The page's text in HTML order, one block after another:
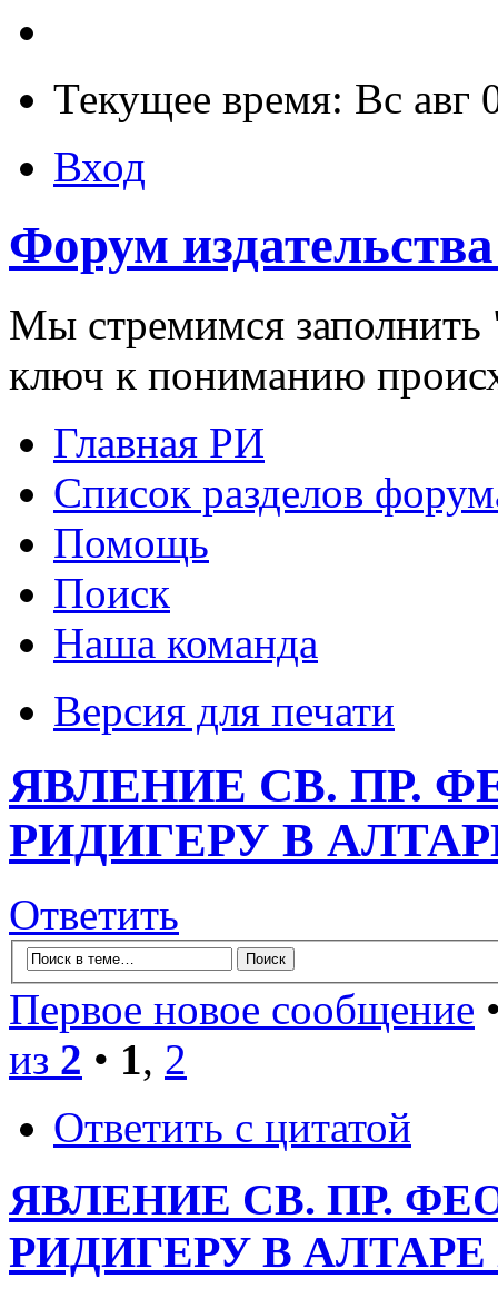
Текущее время: Вс авг
Вход
Форум
Мы стремимся заполнить
ключ к пониманию
Главная РИ
Список разделов
Помощь
Поиск
Наша команда
Версия для печати
ЯВЛЕНИЕ СВ. ПР.
РИДИГЕРУ В
Ответить
Первое новое сообщение
из 2 • 1, 2
Ответить с цитатой
ЯВЛЕНИЕ СВ. ПР.
РИДИГЕРУ В